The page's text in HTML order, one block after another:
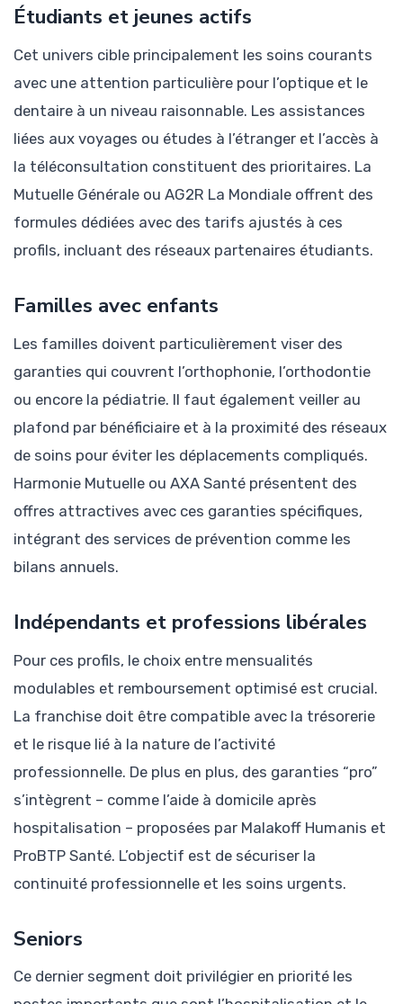
Étudiants et jeunes actifs
Cet univers cible principalement les soins courants
avec une attention particulière pour l’optique et le
dentaire à un niveau raisonnable. Les assistances
liées aux voyages ou études à l’étranger et l’accès à
la téléconsultation constituent des prioritaires. La
Mutuelle Générale ou AG2R La Mondiale offrent des
formules dédiées avec des tarifs ajustés à ces
profils, incluant des réseaux partenaires étudiants.
Familles avec enfants
Les familles doivent particulièrement viser des
garanties qui couvrent l’orthophonie, l’orthodontie
ou encore la pédiatrie. Il faut également veiller au
plafond par bénéficiaire et à la proximité des réseaux
de soins pour éviter les déplacements compliqués.
Harmonie Mutuelle ou AXA Santé présentent des
offres attractives avec ces garanties spécifiques,
intégrant des services de prévention comme les
bilans annuels.
Indépendants et professions libérales
Pour ces profils, le choix entre mensualités
modulables et remboursement optimisé est crucial.
La franchise doit être compatible avec la trésorerie
et le risque lié à la nature de l’activité
professionnelle. De plus en plus, des garanties “pro”
s’intègrent – comme l’aide à domicile après
hospitalisation – proposées par Malakoff Humanis et
ProBTP Santé. L’objectif est de sécuriser la
continuité professionnelle et les soins urgents.
Seniors
Ce dernier segment doit privilégier en priorité les